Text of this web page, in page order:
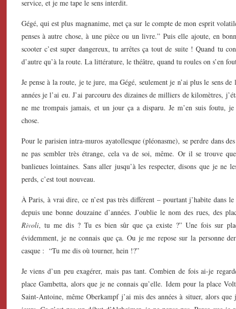
service, et je me tape le sens interdit.
Gégé, qui est plus magnanime, met ça sur le compte de mon esprit
penses à autre chose, à une pièce ou un livre.” Puis elle ajoute, en
scooter c’est super dangereux, tu arrêtes ça tout de suite ! Quand tu
d’autre qu’à la route. La littérature, le théâtre, quand tu roules on s’en
Je pense à la route, je te jure, ma Gégé, seulement je n’ai plus le sens de
années je l’ai eu. J’ai parcouru des dizaines de milliers de kilomètres,
ne me trompais jamais, et un jour ça a disparu. Je m’en suis foutu, je
chose.
Pour le parisien intra-muros ayatollesque (pléonasme), se perdre dans
ne pas sembler très étrange, cela va de soi, même. Or il se trouve
banlieues lointaines. Sans aller jusqu’à les respecter, disons que je ne
perds, c’est tout nouveau.
À Paris, à vrai dire, ce n’est pas très différent – pourtant j’habite dans
depuis une bonne douzaine d’années. J’oublie le nom des rues, des
Rivoli, tu me dis ? Tu es bien sûr que ça existe ?” Une fois sur
évidemment, je ne connais que ça. Ou je me repose sur la personne
casque : “Tu me dis où tourner, hein !?”
Je viens d’un peu exagérer, mais pas tant. Combien de fois ai-je
place Gambetta, alors que je ne connais qu’elle. Idem pour la place
Saint-Antoine, même Oberkampf j’ai mis des années à situer, alors que